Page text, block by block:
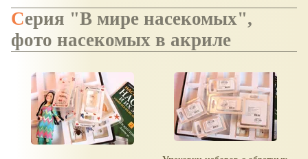
Серия "В мире насекомых",
фото насекомых в акриле